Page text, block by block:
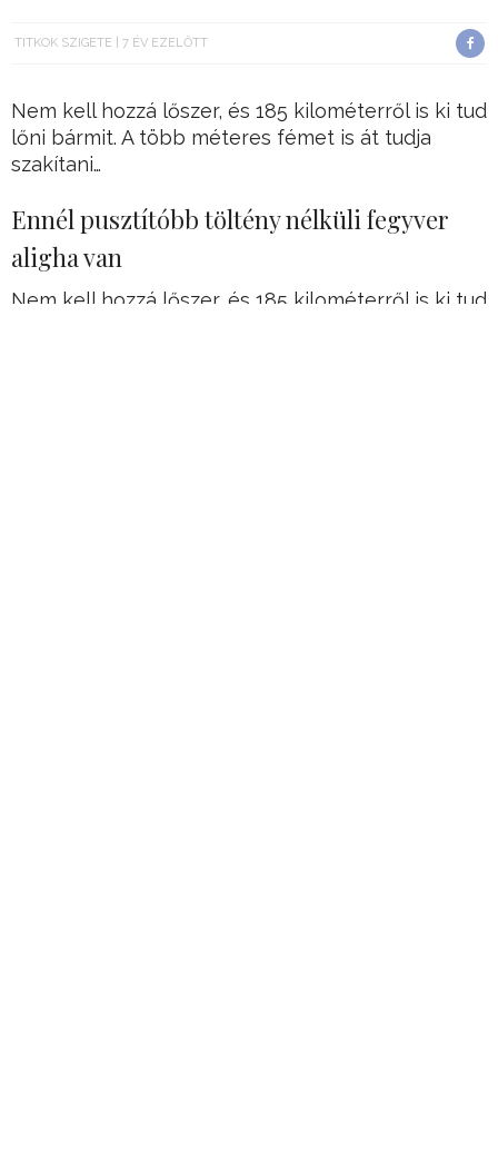
TITKOK SZIGETE 7 ÉV EZELŐTT
Nem kell hozzá lőszer, és 185 kilométerről is ki tud
lőni bármit. A több méteres fémet is át tudja
szakítani…
Ennél pusztítóbb töltény nélküli fegyver
aligha van
Nem kell hozzá lőszer, és 185 kilométerről is ki tud